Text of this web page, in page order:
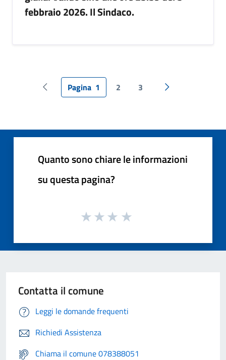
febbraio 2026. Il Sindaco.
Pagina precedente
Pagina 1 2 3 Pagina
Quanto sono chiare le informazioni
su questa pagina?
Contatta il comune
Leggi le domande frequenti
Richiedi Assistenza
Chiama il comune 078388051